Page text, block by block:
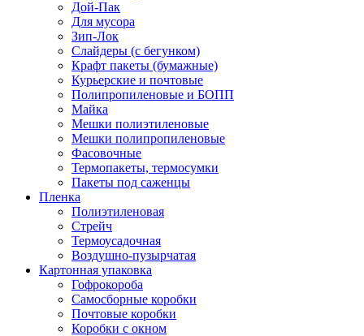
Дой-Пак
Для мусора
Зип-Лок
Слайдеры (с бегунком)
Крафт пакеты (бумажные)
Курьерские и почтовые
Полипропиленовые и БОПП
Майка
Мешки полиэтиленовые
Мешки полипропиленовые
Фасовочные
Термопакеты, термосумки
Пакеты под саженцы
Пленка
Полиэтиленовая
Стрейч
Термоусадочная
Воздушно-пузырчатая
Картонная упаковка
Гофрокороба
Самосборные коробки
Почтовые коробки
Коробки с окном